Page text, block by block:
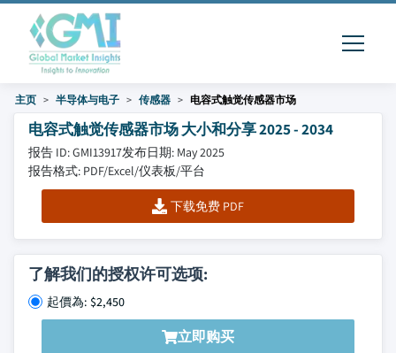
主页 半导体与电子 传感器 电容式触觉传感器市场
电容式触觉传感器市场 大小和分享 2025 - 2034
报告 ID: GMI13917发布日期: May 2025
报告格式: PDF/Excel/仪表板/平台
下载免费 PDF
了解我们的授权许可选项:
起價為: $2,450
立即购买